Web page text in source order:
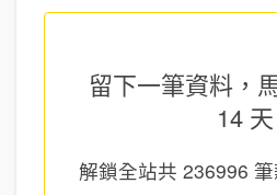
留下一筆資料，
14 天
解鎖全站共 236996